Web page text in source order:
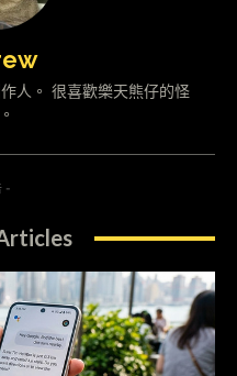
人。 很喜歡樂天熊仔的怪
-